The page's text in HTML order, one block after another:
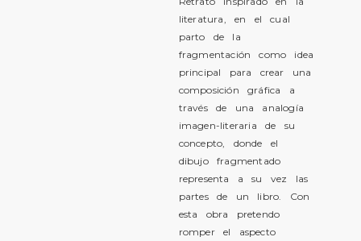
literatura, en el cual
parto de la
fragmentación como idea
principal para crear una
composición gráfica a
través de una analogía
imagen-literaria de su
concepto, donde el
dibujo fragmentado
representa a su vez las
partes de un libro. Con
esta obra pretendo
romper el aspecto